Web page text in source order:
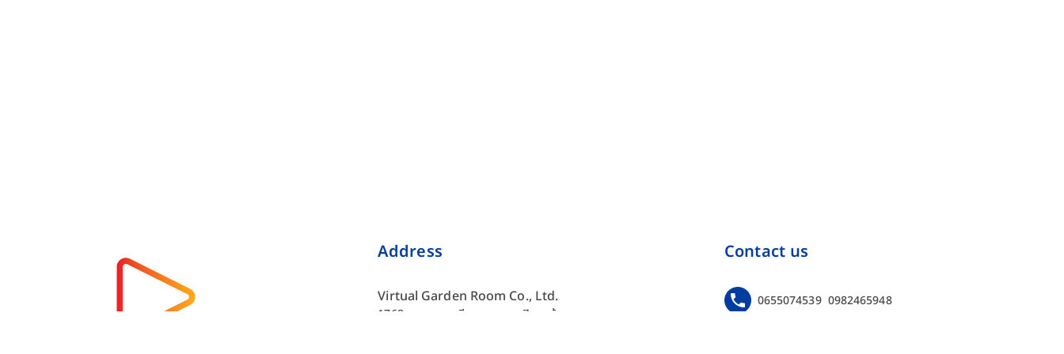
Address
Virtual Garden Room Co., Ltd.
1768 ถนนเพชรบุรี แขวงบางกะปิ เขตห้วยขวาง กรุงเทพมหานคร
Contact us
0655074539 0982465948